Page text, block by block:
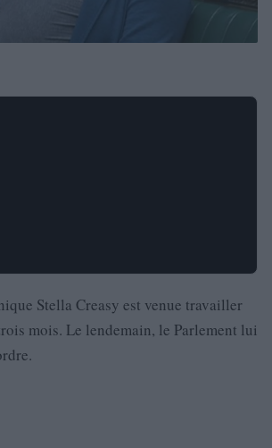
Stella Creasy est venue travailler
mois. Le lendemain, le Parlement lui